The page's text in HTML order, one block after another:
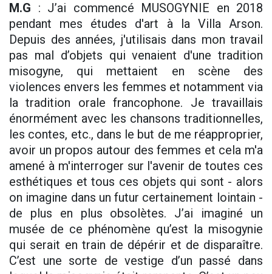
M.G : J’ai commencé MUSOGYNIE en 2018
pendant mes études d'art à la Villa Arson.
Depuis des années, j'utilisais dans mon travail
pas mal d’objets qui venaient d'une tradition
misogyne, qui mettaient en scène des
violences envers les femmes et notamment via
la tradition orale francophone. Je travaillais
énormément avec les chansons traditionnelles,
les contes, etc., dans le but de me réapproprier,
avoir un propos autour des femmes et cela m'a
amené à m'interroger sur l'avenir de toutes ces
esthétiques et tous ces objets qui sont - alors
on imagine dans un futur certainement lointain -
de plus en plus obsolètes. J’ai imaginé un
musée de ce phénomène qu’est la misogynie
qui serait en train de dépérir et de disparaître.
C’est une sorte de vestige d’un passé dans